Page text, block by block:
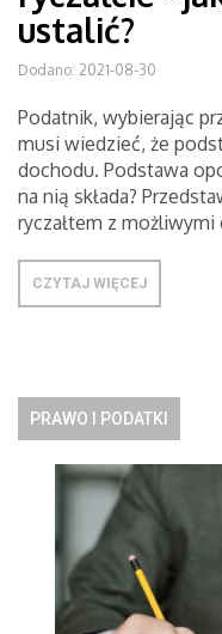
ustalić?
Dodano: 2021-08-30
Podatnik, wybierając
musi wiedzieć, że
dochodu. Podstawa
na nią składa?
ryczałtem z możliwymi
CZYTAJ WIĘCEJ
PRAWO I PODATKI